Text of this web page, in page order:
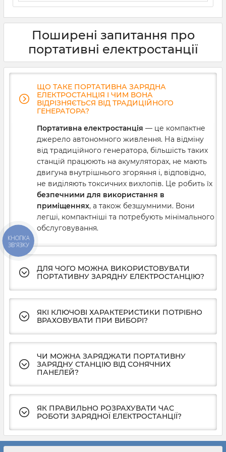
З початком повномасштабного вторгнення більшості
українців довелося познайомитися з термінами
генерація». В умовах регулярних відключень
електрики доводиться шукати альтернативні рішення
для забезпечення живлення важливих приладів —
котлів і холодильників, систем безпеки й відеокамер,
промислового й торгового обладнання. Якщо ви теж
таке генератор, як він працює та як правильно його
вибрати. Розбираємося докладніше.
Поширені запитання про
портативні електростанції
ЩО ТАКЕ ПОРТАТИВНА ЗАРЯДНА
ЕЛЕКТРОСТАНЦІЯ І ЧИМ ВОНА
ВІДРІЗНЯЄТЬСЯ ВІД ТРАДИЦІЙНОГО
ГЕНЕРАТОРА?
Портативна електростанція — це компактне
джерело автономного живлення. На відміну
від традиційного генератора, більшість таких
станцій працюють на акумуляторах, не мають
двигуна внутрішнього згоряння і, відповідно,
не виділяють токсичних вихлопів. Це робить їх
безпечними для використання в
приміщеннях, а також безшумними. Вони
легші, компактніші та потребують мінімального
обслуговування.
ДЛЯ ЧОГО МОЖНА ВИКОРИСТОВУВАТИ
ПОРТАТИВНУ ЗАРЯДНУ ЕЛЕКТРОСТАНЦІЮ?
ЯКІ КЛЮЧОВІ ХАРАКТЕРИСТИКИ ПОТРІБНО
ВРАХОВУВАТИ ПРИ ВИБОРІ?
ЧИ МОЖНА ЗАРЯДЖАТИ ПОРТАТИВНУ
ЗАРЯДНУ СТАНЦІЮ ВІД СОНЯЧНИХ
ПАНЕЛЕЙ?
ЯК ПРАВИЛЬНО РОЗРАХУВАТИ ЧАС
РОБОТИ ЗАРЯДНОЇ ЕЛЕКТРОСТАНЦІЇ?
КНОПКА
ЗВ'ЯЗКУ